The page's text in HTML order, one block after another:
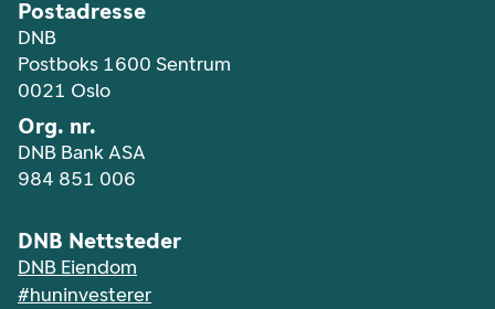
Postadresse
DNB
Postboks 1600 Sentrum
0021 Oslo
Org. nr.
DNB Bank ASA
984 851 006
DNB Nettsteder
DNB Eiendom
#huninvesterer